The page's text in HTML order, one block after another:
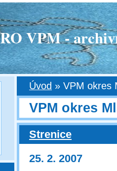
VPM -
Úvod » VPM okres
VPM okres
Strenice
25. 2. 2007